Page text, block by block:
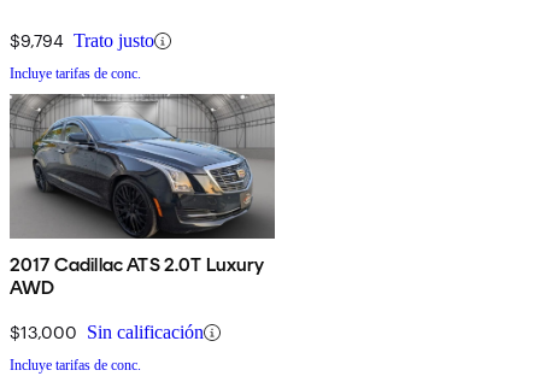
$9,794 Trato justo
Incluye tarifas de conc.
2017 Cadillac ATS 2.0T Luxury
AWD
$13,000 Sin calificación
Incluye tarifas de conc.